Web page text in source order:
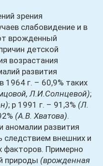
зрения
слабовидение и в
врожденный
детской
возрастания
развития
1964 г. – 60,9% таких
Л.И.Солнцевой);
; р 1991 г. – 91,3% (Л.
(А.В. Хватова).
аномалии развития
следствием внешних и
факторов. Примерно
природы (врожденная